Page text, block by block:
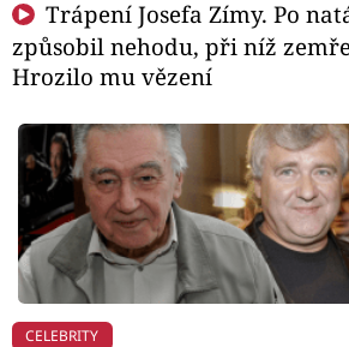
Trápení Josefa Zímy. Po
způsobil nehodu, při níž
Hrozilo mu vězení
CELEBRITY